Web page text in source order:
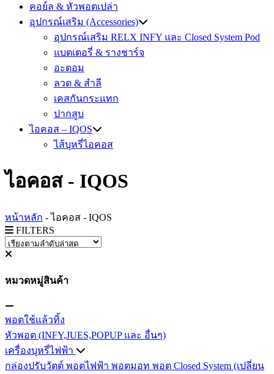
คอย์ล & หัวพอตเปล่า
อุปกรณ์เสริม (Accessories)
อุปกรณ์เสริม RELX INFY และ Closed System Pod
แบตเตอรี่ & รางชาร์จ
อะตอม
ลวด ​& สำลี
เคสกันกระแทก
ปากสูบ
ไอคอส – IQOS
ไส้บุหรี่ไอคอส
ไอคอส - IQOS
หน้าหลัก -ไอคอส - IQOS
FILTERS
หมวดหมู่สินค้า
พอตใช้แล้วทิ้ง
หัวพอต (INFY,JUES,POPUP และ อื่นๆ)
เครื่องบุหรี่ไฟฟ้า
กล่องปรับวัตต์ พอตไฟฟ้า พอตมอท พอต Closed System (เปลี่ยน